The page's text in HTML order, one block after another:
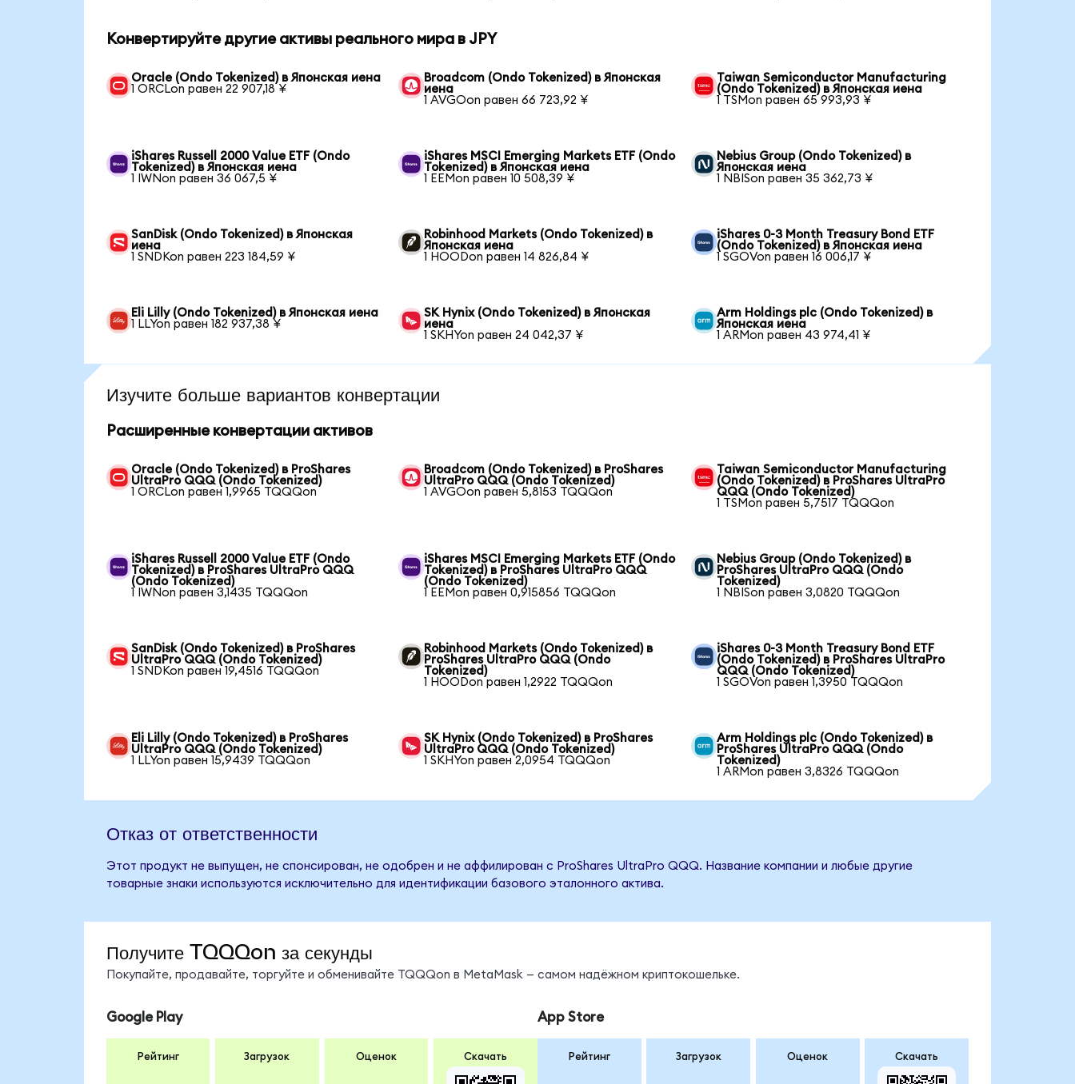
Конвертируйте другие активы реального мира в JPY
Oracle (Ondo Tokenized) в Японская иена
1 ORCLon равен 22 907,18 ¥
Broadcom (Ondo Tokenized) в Японская
иена
1 AVGOon равен 66 723,92 ¥
Taiwan Semiconductor Manufacturing
(Ondo Tokenized) в Японская иена
1 TSMon равен 65 993,93 ¥
iShares Russell 2000 Value ETF (Ondo
Tokenized) в Японская иена
1 IWNon равен 36 067,5 ¥
iShares MSCI Emerging Markets ETF (Ondo
Tokenized) в Японская иена
1 EEMon равен 10 508,39 ¥
Nebius Group (Ondo Tokenized) в
Японская иена
1 NBISon равен 35 362,73 ¥
SanDisk (Ondo Tokenized) в Японская
иена
1 SNDKon равен 223 184,59 ¥
Robinhood Markets (Ondo Tokenized) в
Японская иена
1 HOODon равен 14 826,84 ¥
iShares 0-3 Month Treasury Bond ETF
(Ondo Tokenized) в Японская иена
1 SGOVon равен 16 006,17 ¥
Eli Lilly (Ondo Tokenized) в Японская иена
1 LLYon равен 182 937,38 ¥
SK Hynix (Ondo Tokenized) в Японская
иена
1 SKHYon равен 24 042,37 ¥
Arm Holdings plc (Ondo Tokenized) в
Японская иена
1 ARMon равен 43 974,41 ¥
Изучите больше вариантов конвертации
Расширенные конвертации активов
Oracle (Ondo Tokenized) в ProShares
UltraPro QQQ (Ondo Tokenized)
1 ORCLon равен 1,9965 TQQQon
Broadcom (Ondo Tokenized) в ProShares
UltraPro QQQ (Ondo Tokenized)
1 AVGOon равен 5,8153 TQQQon
Taiwan Semiconductor Manufacturing
(Ondo Tokenized) в ProShares UltraPro
QQQ (Ondo Tokenized)
1 TSMon равен 5,7517 TQQQon
iShares Russell 2000 Value ETF (Ondo
Tokenized) в ProShares UltraPro QQQ
(Ondo Tokenized)
1 IWNon равен 3,1435 TQQQon
iShares MSCI Emerging Markets ETF (Ondo
Tokenized) в ProShares UltraPro QQQ
(Ondo Tokenized)
1 EEMon равен 0,915856 TQQQon
Nebius Group (Ondo Tokenized) в
ProShares UltraPro QQQ (Ondo
Tokenized)
1 NBISon равен 3,0820 TQQQon
SanDisk (Ondo Tokenized) в ProShares
UltraPro QQQ (Ondo Tokenized)
1 SNDKon равен 19,4516 TQQQon
Robinhood Markets (Ondo Tokenized) в
ProShares UltraPro QQQ (Ondo
Tokenized)
1 HOODon равен 1,2922 TQQQon
iShares 0-3 Month Treasury Bond ETF
(Ondo Tokenized) в ProShares UltraPro
QQQ (Ondo Tokenized)
1 SGOVon равен 1,3950 TQQQon
Eli Lilly (Ondo Tokenized) в ProShares
UltraPro QQQ (Ondo Tokenized)
1 LLYon равен 15,9439 TQQQon
SK Hynix (Ondo Tokenized) в ProShares
UltraPro QQQ (Ondo Tokenized)
1 SKHYon равен 2,0954 TQQQon
Arm Holdings plc (Ondo Tokenized) в
ProShares UltraPro QQQ (Ondo
Tokenized)
1 ARMon равен 3,8326 TQQQon
Отказ от ответственности
Этот продукт не выпущен, не спонсирован, не одобрен и не аффилирован с ProShares UltraPro QQQ. Название компании и любые другие
товарные знаки используются исключительно для идентификации базового эталонного актива.
Получите TQQQon за секунды
Покупайте, продавайте, торгуйте и обменивайте TQQQon в MetaMask — самом надёжном криптокошельке.
Google Play
Рейтинг Загрузок Оценок Скачать
App Store
Рейтинг Загрузок Оценок Скачать